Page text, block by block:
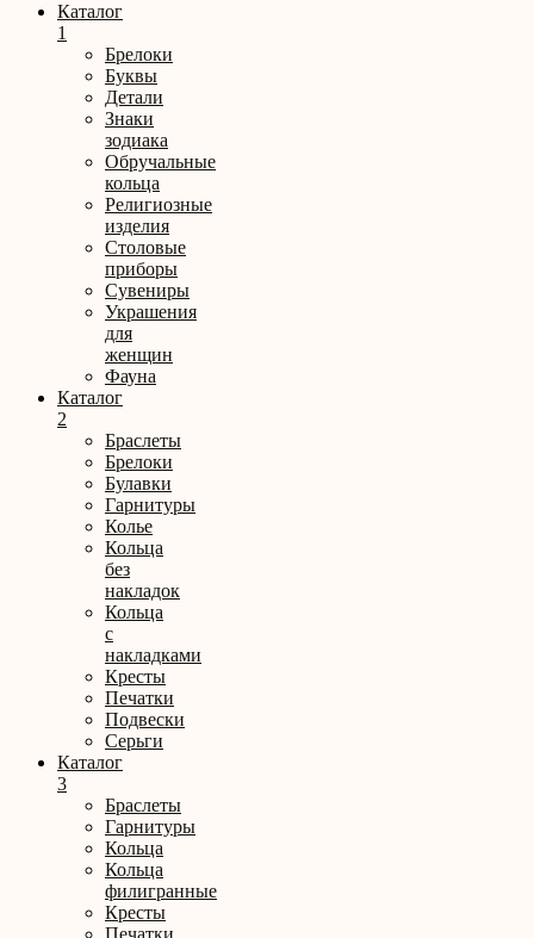
Каталог
1
Брелоки
Буквы
Детали
Знаки
зодиака
Обручальные
кольца
Религиозные
изделия
Столовые
приборы
Сувениры
Украшения
для
женщин
Фауна
Каталог
2
Браслеты
Брелоки
Булавки
Гарнитуры
Колье
Кольца
без
накладок
Кольца
с
накладками
Кресты
Печатки
Подвески
Серьги
Каталог
3
Браслеты
Гарнитуры
Кольца
Кольца
филигранные
Кресты